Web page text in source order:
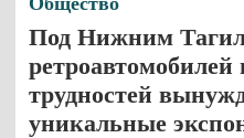
Под Нижним
трудностей
уникальные